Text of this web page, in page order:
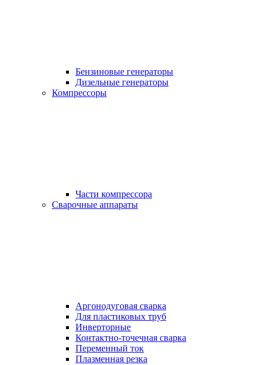
Бензиновые генераторы
Дизельные генераторы
Компрессоры
Части компрессора
Сварочные аппараты
Аргонодуговая сварка
Для пластиковых труб
Инверторные
Контактно-точечная сварка
Переменный ток
Плазменная резка